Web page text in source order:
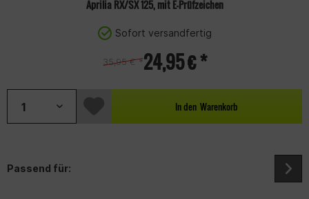
Aprilia RX/SX 125, mit E-Prüfzeichen
Sofort versandfertig
24,95 € *
35,95 € *
In den Warenkorb
Passend für: